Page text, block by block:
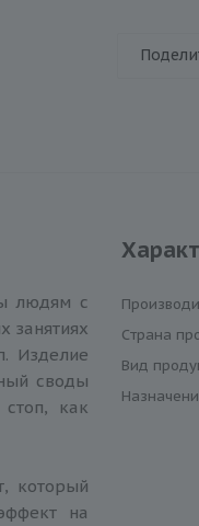
людям с
занятиях
Изделие
своды
как
который
на
Cтрана
Вид